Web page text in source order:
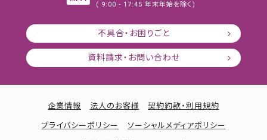
( 9:00 - 17:45 年末年始を除く)
不具合・お困りごと
資料請求・お問い合わせ
企業情報 法人のお客様 契約約款・利用規約
プライバシーポリシー ソーシャルメディアポリシー